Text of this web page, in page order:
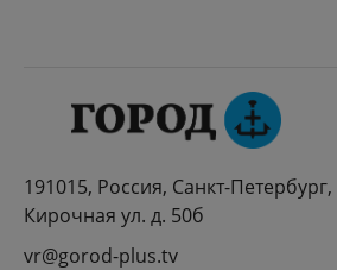
191015, Россия, Санкт-Петербург,
Кирочная ул. д. 50б
vr@gorod-plus.tv